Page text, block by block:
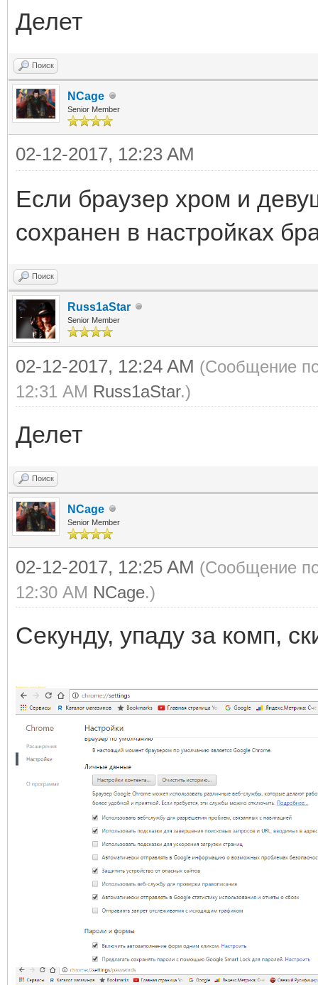
Делет
Поиск
NCage
Senior Member
02-12-2017, 12:23 AM
Если браузер хром и
сохранен в настройках
Поиск
Russ1aStar
Senior Member
02-12-2017, 12:24 AM (Сообщение
12:31 AM Russ1aStar.)
Делет
Поиск
NCage
Senior Member
02-12-2017, 12:25 AM (Сообщение
12:30 AM NCage.)
Секунду, упаду за комп,
Добавлено через 1 минуту